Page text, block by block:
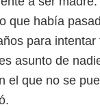
que había
para intentar
asunto de
el que no se